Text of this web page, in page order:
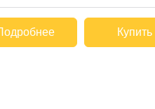
Купить